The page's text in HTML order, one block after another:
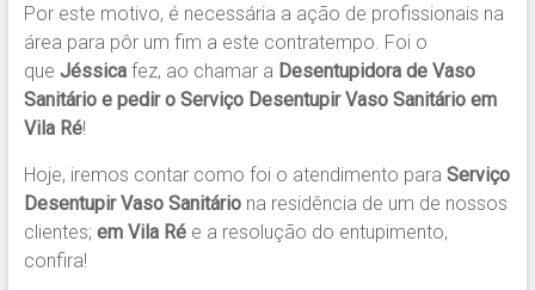
Por este motivo, é necessária a ação de profissionais na
área para pôr um fim a este contratempo. Foi o
que Jéssica fez, ao chamar a Desentupidora de Vaso
Sanitário e pedir oServiço Desentupir Vaso Sanitário em
Vila Ré!
Hoje, iremos contar como foi o atendimento para Serviço
Desentupir Vaso Sanitário na residência de um de nossos
clientes; em Vila Rée a resolução do entupimento,
confira!